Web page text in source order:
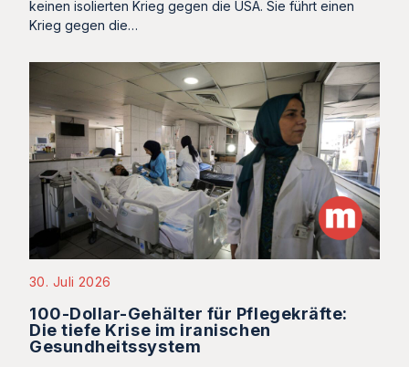
keinen isolierten Krieg gegen die USA. Sie führt einen
Krieg gegen die…
30. Juli 2026
100-Dollar-Gehälter für Pflegekräfte:
Die tiefe Krise im iranischen
Gesundheitssystem